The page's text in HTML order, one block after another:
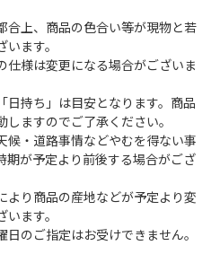
合上、商品の色合い等が現物と若
ます。
様は変更になる場合がございま
持ち」は目安となります。商品
ますのでご了承ください。
・道路事情などやむを得ない事
期が予定より前後する場合がござ
り商品の産地などが予定より変
ます。
のご指定はお受けできません。